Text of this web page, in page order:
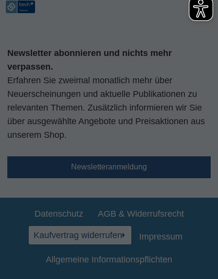
Newsletter abonnieren und nichts mehr
verpassen.
Erfahren Sie zweimal monatlich mehr über
Neuerscheinungen und aktuelle Publikationen zu
relevanten Themen. Zusätzlich informieren wir Sie
über ausgewählte Angebote und Preisaktionen aus
unserem Shop.
Newsletteranmeldung
Datenschutz AGB & Widerrufsrecht
Kaufvertrag widerrufen Impressum
Allgemeine Informationspflichten